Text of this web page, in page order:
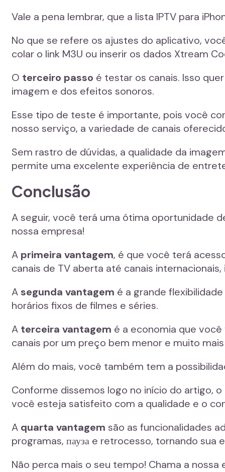
Vale a pena lembrar, que a lista IPTV para
No que se refere os ajustes do aplicativo,
colar o link M3U ou inserir os dados Xtream
O terceiro passo é testar os canais. Isso
imagem e dos efeitos sonoros.
Esse tipo de teste é importante, pois você
nosso serviço, a variedade de canais
Sem rastro de dúvidas, a qualidade da
permite uma excelente experiência de
Conclusão
A seguir, você terá uma ótima oportunidade
nossa empresa!
A primeira vantagem, é que você terá
canais de TV aberta até canais
A segunda vantagem é a grande
horários fixos de filmes e séries.
A terceira vantagem é a economia que
canais por um preço bem menor e muito
Além do mais, você também tem a
Conforme dissemos logo no início do artigo,
você esteja satisfeito com a qualidade e o
A quarta vantagem são as funcionalidades
programas, пауза e retrocesso, tornando sua
Não perca mais o seu tempo! Chama a